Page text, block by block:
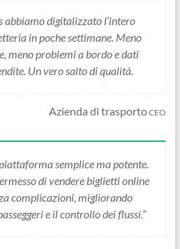
abbiamo digitalizzato l’intero
in poche settimane. Meno
meno problemi a bordo e dati
Un vero salto di qualità.
Azienda di trasportoCEO
semplice ma potente.
di vendere biglietti online
complicazioni, migliorando
e il controllo dei flussi.”